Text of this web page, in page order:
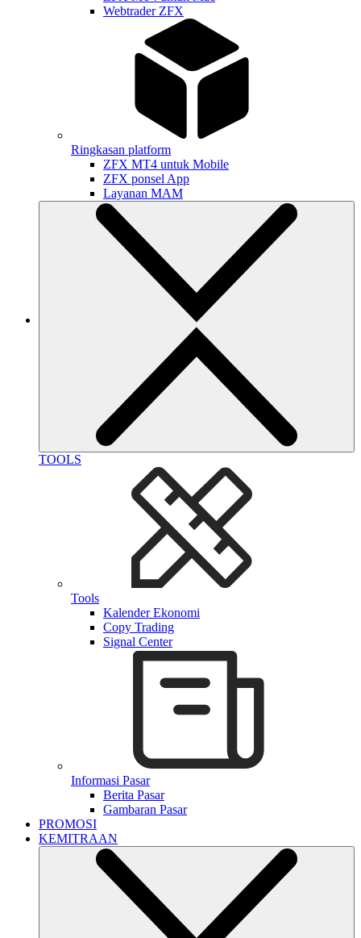
Webtrader ZFX
Ringkasan platform
ZFX MT4 untuk Mobile
ZFX ponsel App
Layanan MAM
TOOLS
Tools
Kalender Ekonomi
Copy Trading
Signal Center
Informasi Pasar
Berita Pasar
Gambaran Pasar
PROMOSI
KEMITRAAN